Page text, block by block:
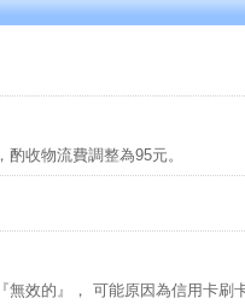
收物流費調整為95元。
效的』， 可能原因為信用卡刷